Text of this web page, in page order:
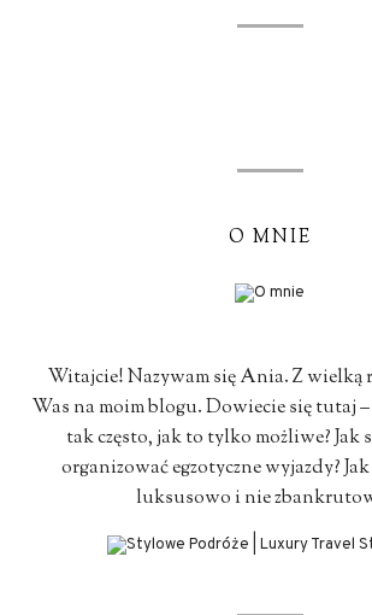
O MNIE
Witajcie! Nazywam się Ania. Z wielką
Was na moim blogu. Dowiecie się tutaj
tak często, jak to tylko możliwe? Jak
organizować egzotyczne wyjazdy?
luksusowo i nie